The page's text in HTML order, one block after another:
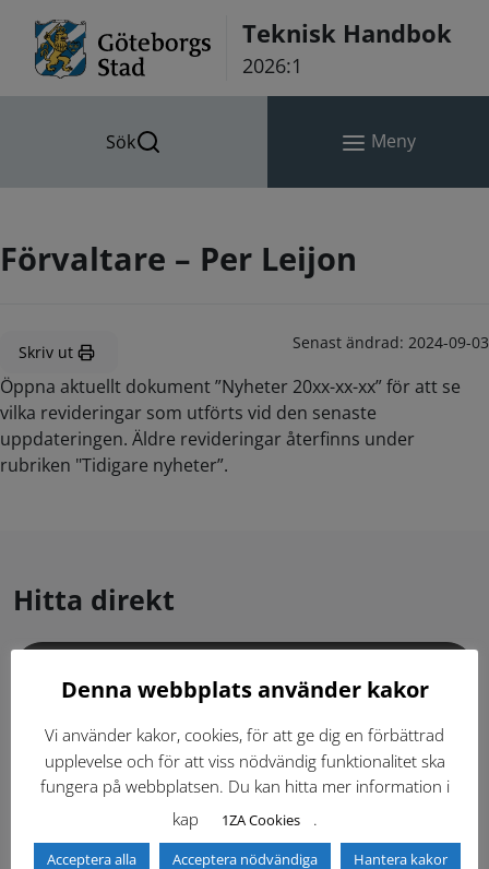
Teknisk Handbok
2026:1
Sök Meny
Förvaltare – Per Leijon
Skriv ut Senast ändrad: 2024-09-03
Öppna aktuellt dokument ”Nyheter 20xx-xx-xx” för att se
vilka revideringar som utförts vid den senaste
uppdateringen. Äldre revideringar återfinns under
rubriken "Tidigare nyheter”.
Hitta direkt
Dokumentbibliotek Kontaktlista
Tidigare versioner Nyheter
Säkerhetsordningen
Denna webbplats använder kakor
Vi använder kakor, cookies, för att ge dig en förbättrad
upplevelse och för att viss nödvändig funktionalitet ska
fungera på webbplatsen. Du kan hitta mer information i
kap
1ZA Cookies .
Acceptera alla Acceptera nödvändiga Hantera kakor